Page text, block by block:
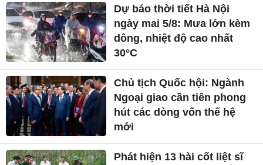
Dự báo thời tiết Hà Nội
ngày mai 5/8: Mưa lớn kèm
dông, nhiệt độ cao nhất
30°C
Chủ tịch Quốc hội: Ngành
Ngoại giao cần tiên phong
hút các dòng vốn thế hệ
mới
Phát hiện 13 hài cốt liệt sĩ